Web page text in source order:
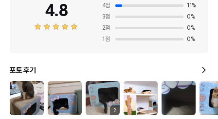
4.8
4점 11 %
3점 0%
2점 0%
1 점 0%
포토 후기
2